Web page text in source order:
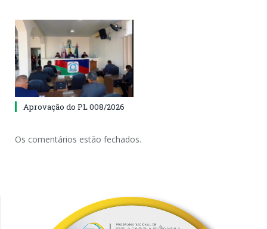
Aprovação do PL 008/2026
Os comentários estão fechados.